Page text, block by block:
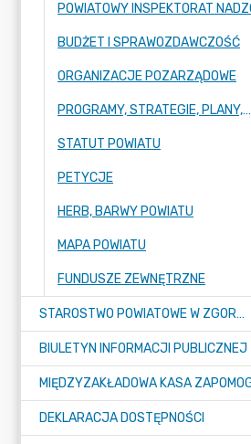
BUDŻET I SPRAWOZDAWCZOŚĆ
ORGANIZACJE POZARZĄDOWE
PROGRAMY, STRATEGIE, PLANY, RAPORTY
STATUT POWIATU
PETYCJE
HERB, BARWY POWIATU
MAPA POWIATU
FUNDUSZE ZEWNĘTRZNE
STAROSTWO POWIATOWE W ZGORZELCU
BIULETYN INFORMACJI PUBLICZNEJ
DEKLARACJA DOSTĘPNOŚCI